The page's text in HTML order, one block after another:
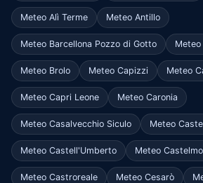
Meteo Alì Terme Meteo Antillo
Meteo Barcellona Pozzo di Gotto
Meteo Brolo Meteo Capizzi Meteo
Meteo Capri Leone Meteo Caronia
Meteo Casalvecchio Siculo Meteo
Meteo Castell'Umberto Meteo
Meteo Castroreale Meteo Cesarò